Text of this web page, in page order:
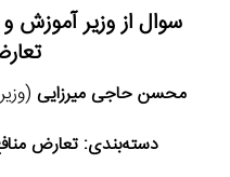
سوال از وزیر آموزش
محسن حاجی میرزایی
دسته‌بندی: تعارض